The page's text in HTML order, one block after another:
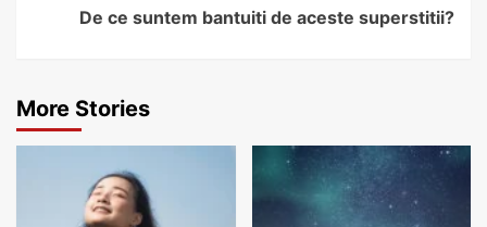
De ce suntem bantuiti de aceste superstitii?
More Stories